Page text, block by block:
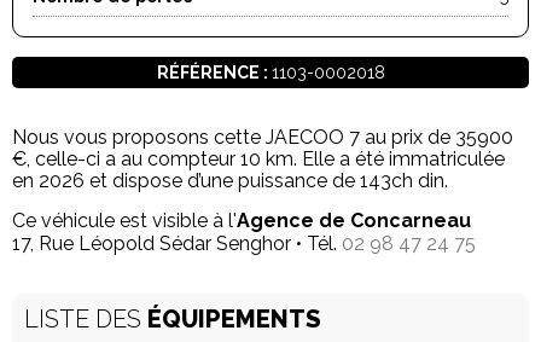
RÉFÉRENCE : 1103-0002018
Nous vous proposons cette JAECOO 7 au prix de 35900
€, celle-ci a au compteur 10 km. Elle a été immatriculée
en 2026 et dispose d’une puissance de 143ch din.
Ce véhicule est visible à l'Agence de Concarneau
17, Rue Léopold Sédar Senghor • Tél. 02 98 47 24 75
LISTE DES ÉQUIPEMENTS